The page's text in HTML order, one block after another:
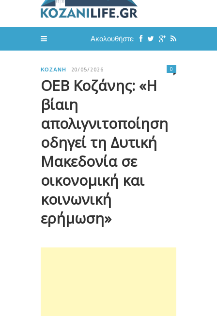
Ακολουθήστε:
ΚΟΖΆΝΗ 20/05/2026
ΟΕΒ Κοζάνης: «Η
βίαιη
απολιγνιτοποίηση
οδηγεί τη Δυτική
Μακεδονία σε
οικονομική και
κοινωνική
ερήμωση»
0